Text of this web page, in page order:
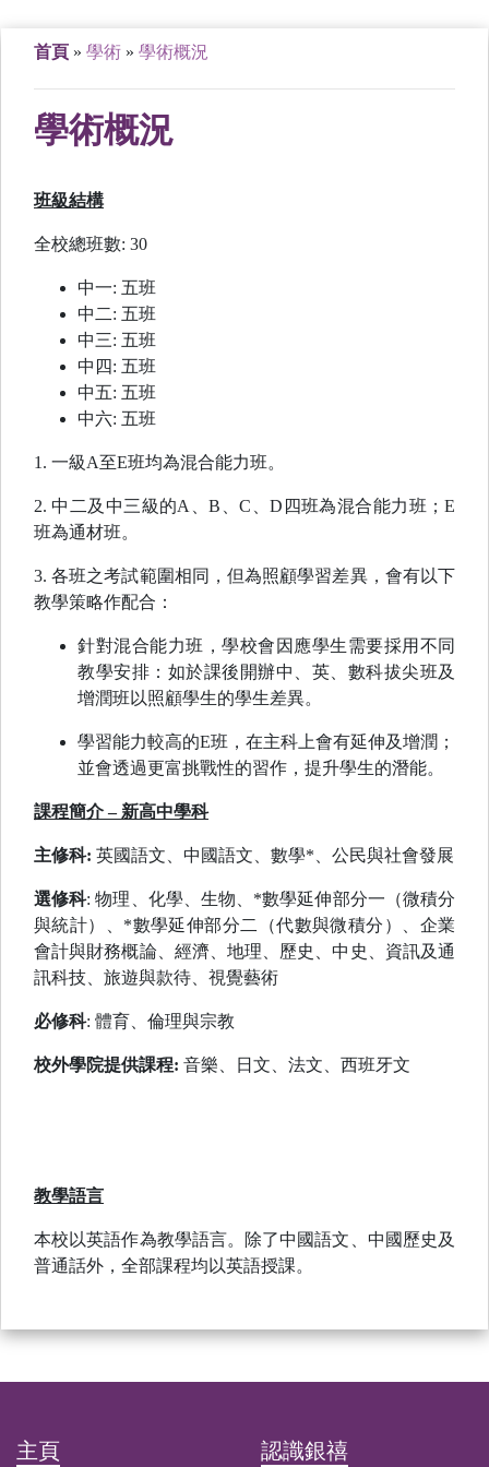
首頁 » 學術 » 學術概況
學術概況
班級結構
全校總班數: 30
中一: 五班
中二: 五班
中三: 五班
中四: 五班
中五: 五班
中六: 五班​​​
1. 一級A至E班均為混合能力班。
2. 中二及中三級的A、B、C、D四班為混合能力班；E
班為通材班。
3. 各班之考試範圍相同，但為照顧學習差異，會有以下
教學策略作配合：
針對混合能力班，學校會因應學生需要採用不同
教學安排：如於課後開辦中、英、數科拔尖班及
增潤班以照顧學生的學生差異。
學習能力較高的E班，在主科上會有延伸及增潤；
並會透過更富挑戰性的習作，提升學生的潛能。
課程簡介 – 新高中學科
主修科: 英國語文、中國語文、數學*、公民與社會發展
選修科: 物理、化學、生物、*數學延伸部分一（微積分
與統計）、*數學延伸部分二（代數與微積分）、企業
會計與財務概論、經濟、地理、歷史、中史、資訊及通
訊科技、旅遊與款待、視覺藝術
必修科: 體育、倫理與宗教
校外學院提供課程: 音樂、日文、法文、西班牙文
教學語言
本校以英語作為教學語言。除了中國語文、中國歷史及
普通話外，全部課程均以英語授課。
主頁 認識銀禧